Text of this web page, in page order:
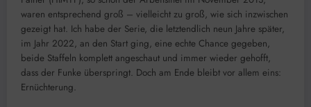
waren entsprechend groß – vielleicht zu groß, wie sich inzwischen
gezeigt hat. Ich habe der Serie, die letztendlich neun Jahre später,
im Jahr 2022, an den Start ging, eine echte Chance gegeben,
beide Staffeln komplett angeschaut und immer wieder gehofft,
dass der Funke überspringt. Doch am Ende bleibt vor allem eins:
Ernüchterung.